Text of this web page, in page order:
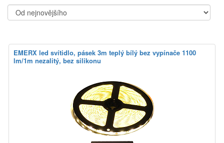
EMERX led svítidlo, pásek 3m teplý bílý bez vypínače 1100
lm/1m nezalitý, bez silikonu